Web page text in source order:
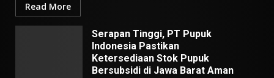
Read More
Serapan Tinggi, PT Pupuk
Indonesia Pastikan
Ketersediaan Stok Pupuk
Bersubsidi di Jawa Barat Aman